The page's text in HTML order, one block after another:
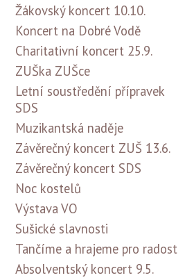
Žákovský koncert 10.10.
Koncert na Dobré Vodě
Charitativní koncert 25.9.
ZUŠka ZUŠce
Letní soustředění přípravek
SDS
Muzikantská naděje
Závěrečný koncert ZUŠ 13.6.
Závěrečný koncert SDS
Noc kostelů
Výstava VO
Sušické slavnosti
Tančíme a hrajeme pro radost
Absolventský koncert 9.5.